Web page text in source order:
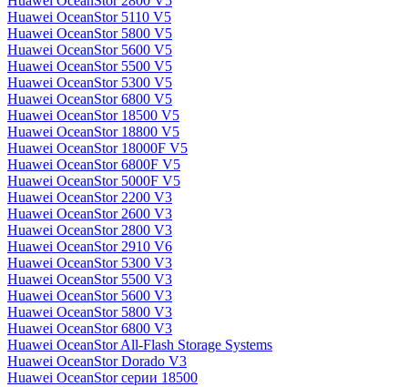
Huawei OceanStor 5110 V5
Huawei OceanStor 5800 V5
Huawei OceanStor 5600 V5
Huawei OceanStor 5500 V5
Huawei OceanStor 5300 V5
Huawei OceanStor 6800 V5
Huawei OceanStor 18500 V5
Huawei OceanStor 18800 V5
Huawei OceanStor 18000F V5
Huawei OceanStor 6800F V5
Huawei OceanStor 5000F V5
Huawei OceanStor 2200 V3
Huawei OceanStor 2600 V3
Huawei OceanStor 2800 V3
Huawei OceanStor 2910 V6
Huawei OceanStor 5300 V3
Huawei OceanStor 5500 V3
Huawei OceanStor 5600 V3
Huawei OceanStor 5800 V3
Huawei OceanStor 6800 V3
Huawei OceanStor All-Flash Storage Systems
Huawei OceanStor Dorado V3
Huawei OceanStor серии 18500